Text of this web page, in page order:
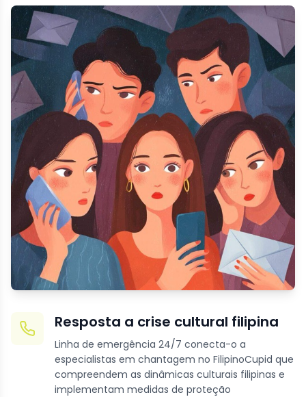
Resposta a crise cultural filipina
Linha de emergência 24/7 conecta-o a
especialistas em chantagem no FilipinoCupid que
compreendem as dinâmicas culturais filipinas e
implementam medidas de proteção